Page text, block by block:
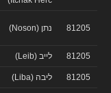
81205 נתן (Noson)
81205 לייב (Leib)
81205 ליבה (Liba)